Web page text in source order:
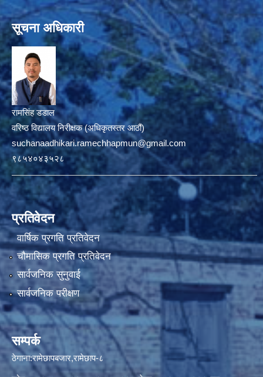
सूचना अधिकारी
रामसिंह डडाल
वरिष्ठ विद्यालय निरीक्षक (अधिकृतस्तर आठौं)
suchanaadhikari.ramechhapmun@gmail.com
९८५४०४३५२८
प्रतिवेदन
वार्षिक प्रगति प्रतिवेदन
चौमासिक प्रगति प्रतिवेदन
सार्वजनिक सुनुवाई
सार्वजनिक परीक्षण
सम्पर्क
ठेगाना:रामेछापबजार,रामेछाप-८